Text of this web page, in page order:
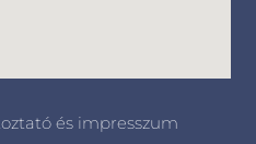
és impresszum